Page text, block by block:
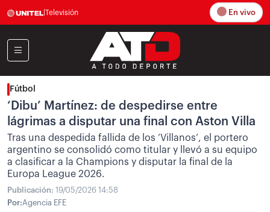
Televisión En vivo
Fútbol
‘Dibu’ Martínez: de despedirse entre
lágrimas a disputar una final con Aston Villa
Tras una despedida fallida de los ‘Villanos’, el portero
argentino se consolidó como titular y llevó a su equipo
a clasificar a la Champions y disputar la final de la
Europa League 2026.
Publicación: 19/05/2026 14:58
Por:Agencia EFE